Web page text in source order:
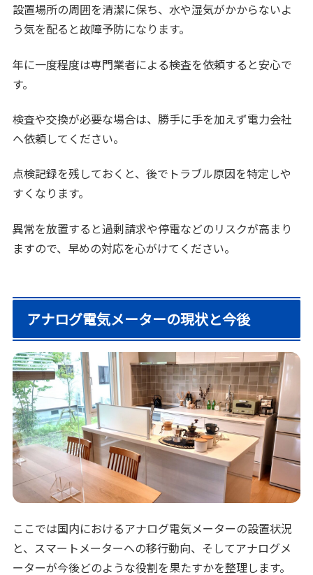
設置場所の周囲を清潔に保ち、水や湿気がかからないよ
う気を配ると故障予防になります。
年に一度程度は専門業者による検査を依頼すると安心で
す。
検査や交換が必要な場合は、勝手に手を加えず電力会社
へ依頼してください。
点検記録を残しておくと、後でトラブル原因を特定しや
すくなります。
異常を放置すると過剰請求や停電などのリスクが高まり
ますので、早めの対応を心がけてください。
アナログ電気メーターの現状と今後
ここでは国内におけるアナログ電気メーターの設置状況
と、スマートメーターへの移行動向、そしてアナログメ
ーターが今後どのような役割を果たすかを整理します。